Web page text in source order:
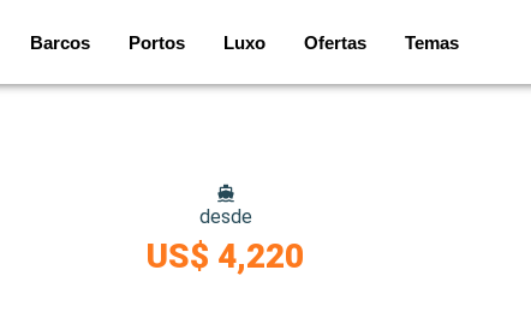
Barcos Portos Luxo Ofertas Temas
desde
US$ 4,220